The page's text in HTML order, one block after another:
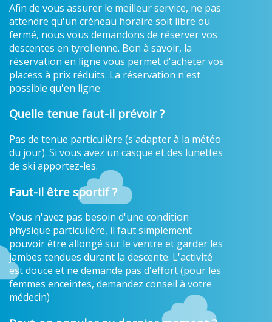
Afin de vous assurer le meilleur service, ne pas
attendre qu'un créneau horaire soit libre ou
fermé, nous vous demandons de réserver vos
descentes en tyrolienne. Bon à savoir, la
réservation en ligne vous permet d'acheter vos
placess à prix réduits. La réservation n'est
possible qu'en ligne.
Quelle tenue faut-il prévoir ?
Pas de tenue particulière (s'adapter à la météo
du jour). Si vous avez un casque et des lunettes
de ski apportez-les.
Faut-il être sportif ?
Vous n'avez pas besoin d'une condition
physique particulière, il faut simplement
pouvoir être allongé sur le ventre et garder les
jambes tendues durant la descente. L'activité
est douce et ne demande pas d'effort (pour les
femmes enceintes, demandez conseil à votre
médecin)